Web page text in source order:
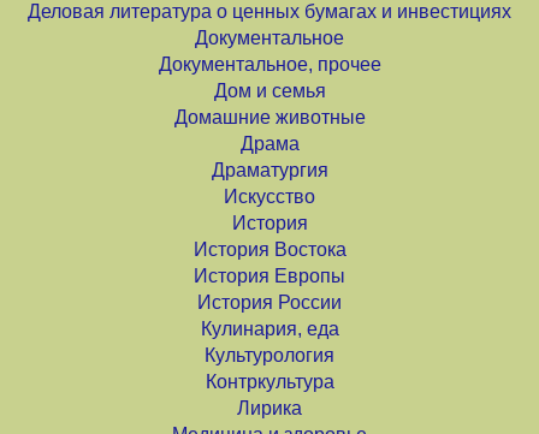
Деловая литература о ценных бумагах и инвестициях
Документальное
Документальное, прочее
Дом и семья
Домашние животные
Драма
Драматургия
Искусство
История
История Востока
История Европы
История России
Кулинария, еда
Культурология
Контркультура
Лирика